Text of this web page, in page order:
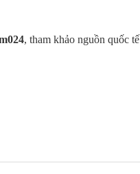
, tham khảo nguồn quốc